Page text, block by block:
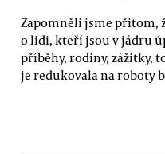
Zapomněli jsme přitom,
o lidi, kteří jsou v jádru
příběhy, rodiny, zážitky,
je redukovala na roboty